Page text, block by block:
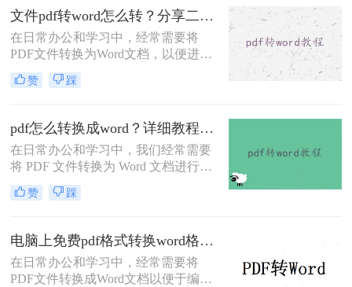
要。那么电脑怎样免费将pdf转为word
呢？本文将介绍两种免费将PDF转为
Word的方法。
文件pdf转word怎么转？分享二种高效转换方法！
在日常办公和学习中，经常需要将
PDF文件转换为Word文档，以便进行
编辑和修改。那么文件pdf转word怎么
转呢？本文将介绍两种实用的PDF转
务。
赞 踩
pdf怎么转换成word？详细教程与工具推荐！
在日常办公和学习中，我们经常需要
将 PDF 文件转换为 Word 文档进行编
辑或修改。然而，PDF 格式的“只
读”特性使得直接编辑变得困难。那
介绍 PDF 转 Word 的常用方法，帮助
您高效完成转换。
赞 踩
电脑上免费pdf格式转换word格式？分享二种转换方式！
在日常办公和学习中，经常需要将
PDF文件转换成Word文档以便于编